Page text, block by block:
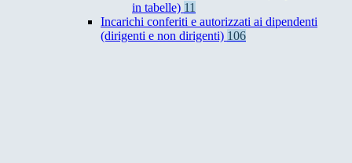
in tabelle) 11
Incarichi conferiti e autorizzati ai dipendenti
(dirigenti e non dirigenti) 106